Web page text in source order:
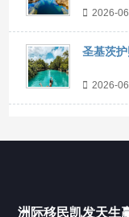
2026-
圣基茨
2026-
洲际移民凯发天生